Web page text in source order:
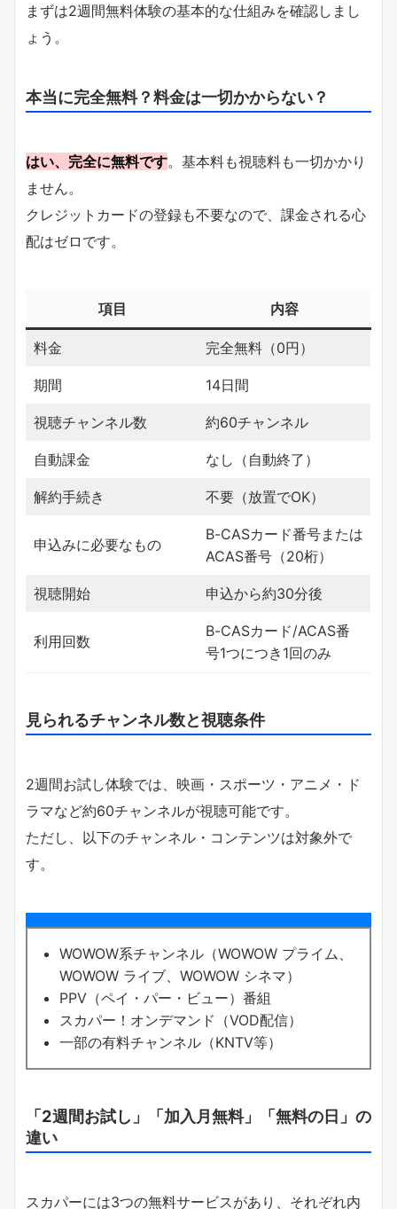
まずは2週間無料体験の基本的な仕組みを確認しまし
ょう。
本当に完全無料？料金は一切かからない？
はい、完全に無料です。基本料も視聴料も一切かかり
ません。
クレジットカードの登録も不要なので、課金される心
配はゼロです。
項目 内容
料金 完全無料（0円）
期間 14日間
視聴チャンネル数 約60チャンネル
自動課金 なし（自動終了）
解約手続き 不要（放置でOK）
申込みに必要なもの
B-CASカード番号または
ACAS番号（20桁）
視聴開始 申込から約30分後
利用回数
B-CASカード/ACAS番
号1つにつき1回のみ
見られるチャンネル数と視聴条件
2週間お試し体験では、映画・スポーツ・アニメ・ド
ラマなど約60チャンネルが視聴可能です。
ただし、以下のチャンネル・コンテンツは対象外で
す。
WOWOW系チャンネル（WOWOW プライム、
WOWOW ライブ、WOWOW シネマ）
PPV（ペイ・パー・ビュー）番組
スカパー！オンデマンド（VOD配信）
一部の有料チャンネル（KNTV等）
「2週間お試し」「加入月無料」「無料の日」の
違い
スカパーには3つの無料サービスがあり、それぞれ内